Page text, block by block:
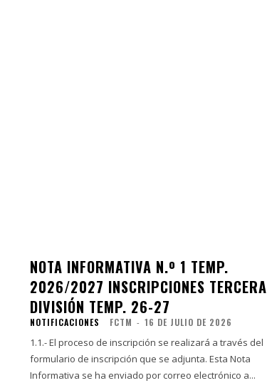
NOTA INFORMATIVA N.º 1 TEMP.
2026/2027 INSCRIPCIONES TERCERA
DIVISIÓN TEMP. 26-27
NOTIFICACIONES FCTM - 16 DE JULIO DE 2026
1.1.- El proceso de inscripción se realizará a través del
formulario de inscripción que se adjunta. Esta Nota
Informativa se ha enviado por correo electrónico a...